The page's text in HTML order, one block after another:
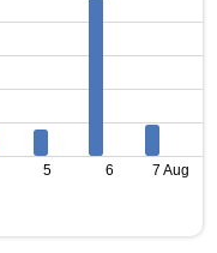
5 6 7 Aug